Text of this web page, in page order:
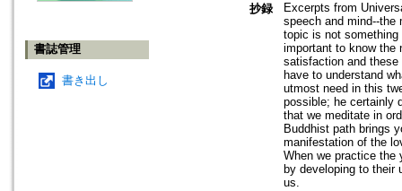
書誌管理
書き出し
抄録
Excerpts from
speech and mind--the
topic is not
important to know the
satisfaction and these
have to understand
utmost need in this
possible; he certainly
that we meditate in
Buddhist path brings
manifestation of the
When we practice the
by developing to
us.